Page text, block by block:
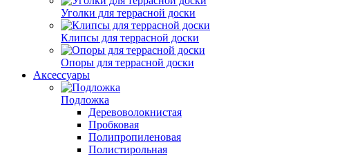
Уголки для террасной доски
Клипсы для террасной доски
Опоры для террасной доски
Аксессуары
Подложка
Деревоволокнистая
Пробковая
Полипропиленовая
Полистирольная